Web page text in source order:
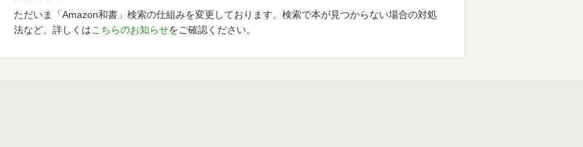
ただいま「Amazon和書」検索の仕組みを変更しております。検索で本が見つからない場合の対処
法など、詳しくはこちらのお知らせをご確認ください。